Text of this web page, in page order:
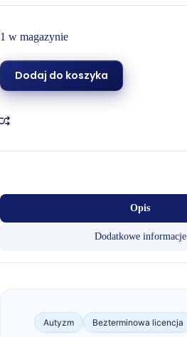
1 w magazynie
Dodaj do koszyka
Opis
Dodatkowe informacje
Autyzm Bezterminowa licencja